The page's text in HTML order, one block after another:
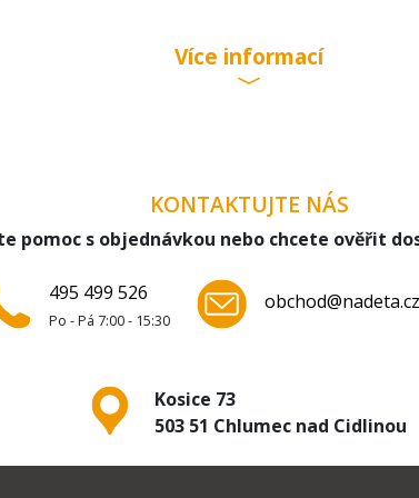
Více informací
KONTAKTUJTE NÁS
pomoc s objednávkou nebo chcete ověřit
495 499 526
Po - Pá 7:00 - 15:30
obchod@nadeta.cz
Kosice 73
503 51 Chlumec nad Cidlinou